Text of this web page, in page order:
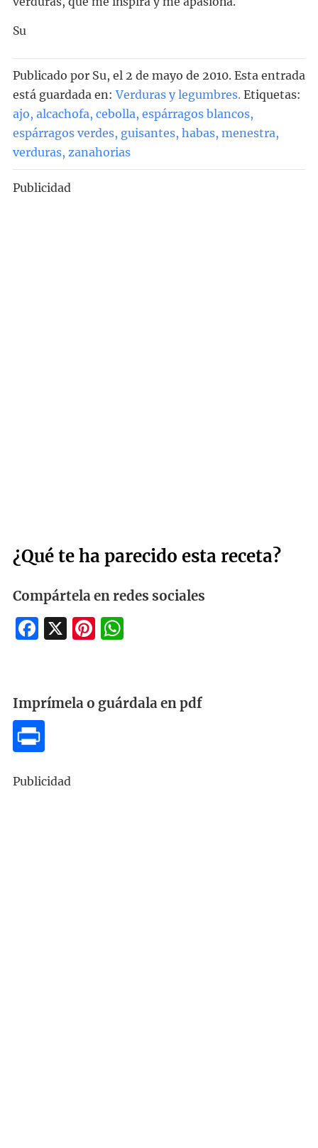
Su
Publicado por Su, el 2 de mayo de 2010. Esta entrada
está guardada en: Verduras y legumbres. Etiquetas:
ajo, alcachofa, cebolla, espárragos blancos,
espárragos verdes, guisantes, habas, menestra,
verduras, zanahorias
Publicidad
¿Qué te ha parecido esta receta?
Compártela en redes sociales
Facebook
X Pinterest
WhatsApp
Imprímela o guárdala en pdf
Publicidad